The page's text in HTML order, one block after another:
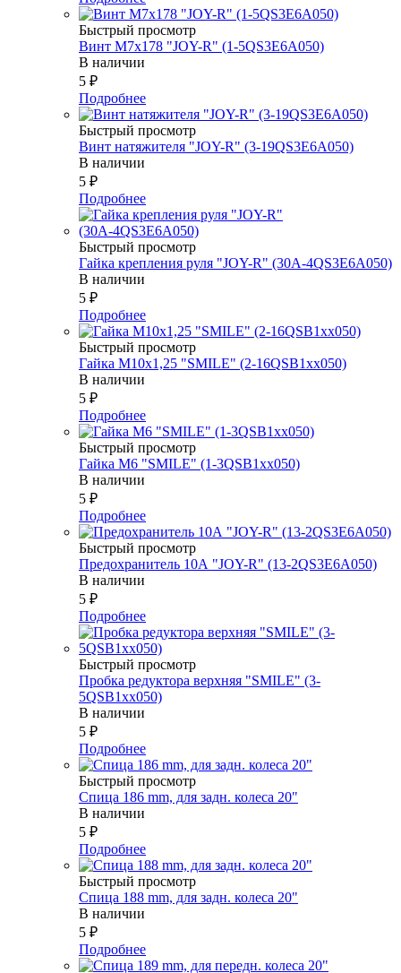
Быстрый просмотр
Винт М7х178 "JOY-R" (1-5QS3E6A050)
В наличии
5 ₽
Подробнее
Быстрый просмотр
Винт натяжителя "JOY-R" (3-19QS3E6A050)
В наличии
5 ₽
Подробнее
Быстрый просмотр
Гайка крепления руля "JOY-R" (30А-4QS3E6A050)
В наличии
5 ₽
Подробнее
Быстрый просмотр
Гайка М10х1,25 "SMILE" (2-16QSB1xx050)
В наличии
5 ₽
Подробнее
Быстрый просмотр
Гайка М6 "SMILE" (1-3QSB1xx050)
В наличии
5 ₽
Подробнее
Быстрый просмотр
Предохранитель 10А "JOY-R" (13-2QS3E6A050)
В наличии
5 ₽
Подробнее
Быстрый просмотр
Пробка редуктора верхняя "SMILE" (3-
5QSB1xx050)
В наличии
5 ₽
Подробнее
Быстрый просмотр
Спица 186 mm, для задн. колеса 20"
В наличии
5 ₽
Подробнее
Быстрый просмотр
Спица 188 mm, для задн. колеса 20"
В наличии
5 ₽
Подробнее